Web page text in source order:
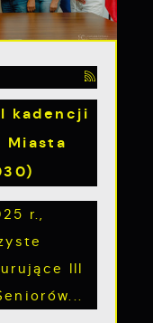
kadencji
Miasta
r.,
III